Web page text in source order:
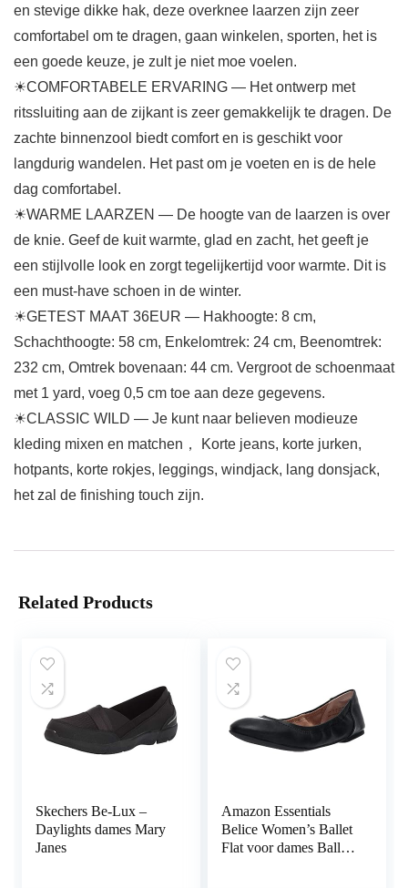
en stevige dikke hak, deze overknee laarzen zijn zeer
comfortabel om te dragen, gaan winkelen, sporten, het is
een goede keuze, je zult je niet moe voelen.
☀COMFORTABELE ERVARING — Het ontwerp met
ritssluiting aan de zijkant is zeer gemakkelijk te dragen. De
zachte binnenzool biedt comfort en is geschikt voor
langdurig wandelen. Het past om je voeten en is de hele
dag comfortabel.
☀WARME LAARZEN — De hoogte van de laarzen is over
de knie. Geef de kuit warmte, glad en zacht, het geeft je
een stijlvolle look en zorgt tegelijkertijd voor warmte. Dit is
een must-have schoen in de winter.
☀GETEST MAAT 36EUR — Hakhoogte: 8 cm,
Schachthoogte: 58 cm, Enkelomtrek: 24 cm, Beenomtrek:
232 cm, Omtrek bovenaan: 44 cm. Vergroot de schoenmaat
met 1 yard, voeg 0,5 cm toe aan deze gegevens.
☀CLASSIC WILD — Je kunt naar believen modieuze
kleding mixen en matchen， Korte jeans, korte jurken,
hotpants, korte rokjes, leggings, windjack, lang donsjack,
het zal de finishing touch zijn.
Related Products
Skechers Be-Lux –
Daylights dames Mary
Janes
Amazon Essentials
Belice Women’s Ballet
Flat voor dames Ballet